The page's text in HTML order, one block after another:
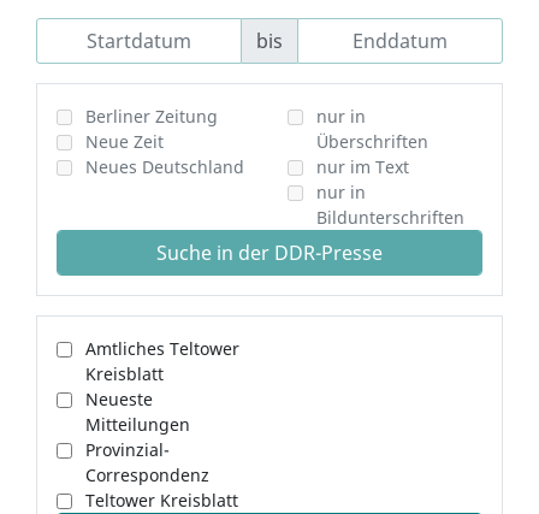
bis
Berliner Zeitung
Neue Zeit
Neues Deutschland
nur in
Überschriften
nur im Text
nur in
Bildunterschriften
Suche in der DDR-Presse
Amtliches Teltower
Kreisblatt
Neueste
Mitteilungen
Provinzial-
Correspondenz
Teltower Kreisblatt